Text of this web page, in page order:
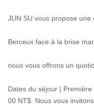
JUN SU vous propose une
Berceux face à la brise
nous vous offrons un
Dates du séjour | Première
00 NT$. Nous vous